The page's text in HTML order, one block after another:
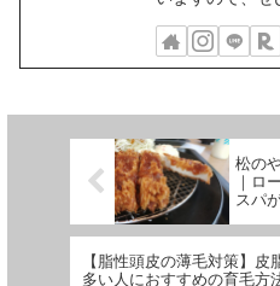
松の
｜ロ
スパ
【脂性頭皮の薄毛対策】皮
多い人におすすめの育毛方